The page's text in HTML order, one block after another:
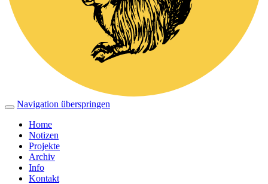
Navigation überspringen
Home
Notizen
Projekte
Archiv
Info
Kontakt